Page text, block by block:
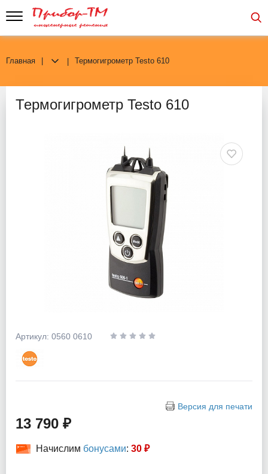
Главная Термогигрометр Testo 610
Термогигрометр Testo 610
Артикул: 0560 0610
Версия для печати
13 790 ₽
Начислим бонусами: 30 ₽